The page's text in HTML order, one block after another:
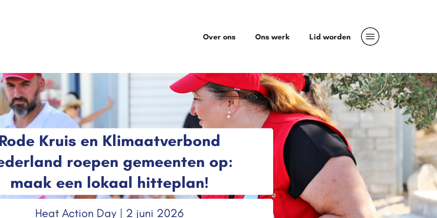
Over ons Ons werk Lid worden
Kruis en Klimaatverbond
roepen gemeenten op:
maak een lokaal hitteplan!
Heat Action Day | 2 juni 2026